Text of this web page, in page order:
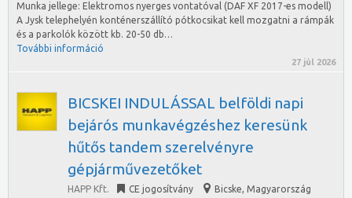
Munka jellege: Elektromos nyerges vontatóval (DAF XF 2017-es modell)
A Jysk telephelyén konténerszállító pótkocsikat kell mozgatni a rámpák
és a parkolók között kb. 20-50 db…
További információ
27 júl 2026
BICSKEI INDULÁSSAL belföldi napi
bejárós munkavégzéshez keresünk
hűtős tandem szerelvényre
gépjárművezetőket
HAPP Kft. CE jogosítvány Bicske, Magyarország